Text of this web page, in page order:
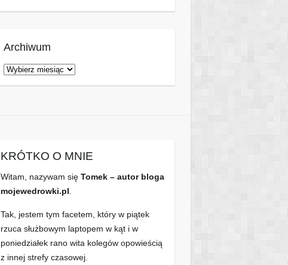
Archiwum
Archiwum
KRÓTKO O MNIE
Witam, nazywam się Tomek – autor bloga
mojewedrowki.pl
Tak, jestem tym facetem, który w piątek
rzuca służbowym laptopem w kąt i w
poniedziałek rano wita kolegów opowieścią
z innej strefy czasowej.